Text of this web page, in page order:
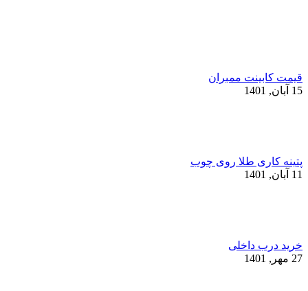
قیمت کابینت ممبران
15 آبان, 1401
پتینه کاری طلا روی چوب
11 آبان, 1401
خرید درب داخلی
27 مهر, 1401